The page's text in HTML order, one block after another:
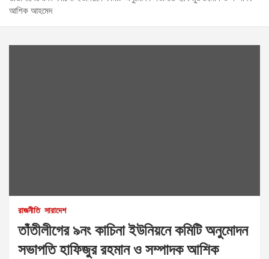
আশিক আহমেদ
রাজনীতি সারাদেশ
তাঁতীলীগের ৯নং কাচিনা ইউনিয়নে কমিটি অনুমোদন
সভাপতি হাফিজুর রহমান ও সম্পাদক আশিক